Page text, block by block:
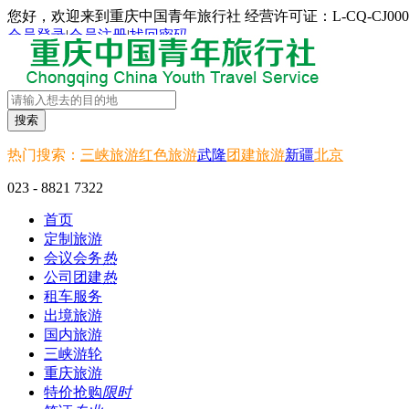
您好，欢迎来到重庆中国青年旅行社 经营许可证：L-CQ-
会员登录|会员注册|找回密码
搜索
热门搜索： 三峡旅游红色旅游武隆团建旅游新疆北京
023 - 8821 7322
首页
定制旅游
会议会务热
公司团建热
租车服务
出境旅游
国内旅游
三峡游轮
重庆旅游
特价抢购限时